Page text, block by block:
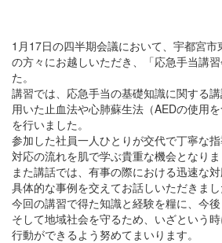
1月17日の四半期会議において、宇都宮市
の方々にお越しいただき、「応急手当講
た。
講習では、応急手当の基礎知識に関する
用いた止血法や心肺蘇生法（AEDの使用
を行いました。
参加した社員一人ひとりが交代で丁寧な
対応の流れを肌で学ぶ貴重な機会となりま
また講話では、有事の際における迅速な対
具体的な事例を交えてお話しいただきまし
今回の講習で得た知識と経験を糧に、今後
そして地域社会を守るため、いざという
行動ができるよう努めてまいります。